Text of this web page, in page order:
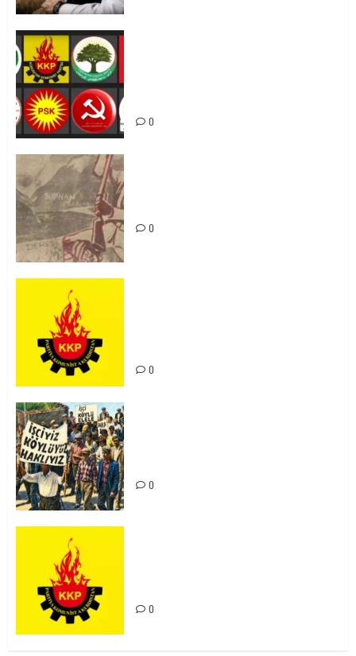
0
0
0
0
0